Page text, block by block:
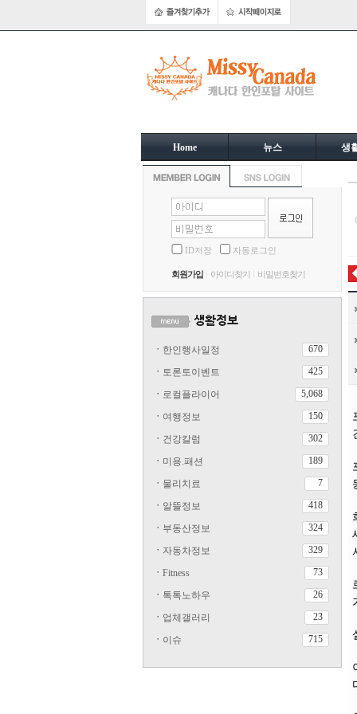
Home 뉴스 생
ID저장 자동로그인
회원가입 아이디찾기 비밀번호찾기
ㆍ 한인행사일정 670
ㆍ 토론토이벤트 425
ㆍ 로컬플라이어 5,068
ㆍ 여행정보 150
ㆍ 건강칼럼 302
ㆍ 미용.패션 189
ㆍ 물리치료 7
ㆍ 알뜰정보 418
ㆍ 부동산정보 324
ㆍ 자동차정보 329
ㆍ Fitness 73
ㆍ 톡톡노하우 26
ㆍ 업체갤러리 23
ㆍ 이슈 715